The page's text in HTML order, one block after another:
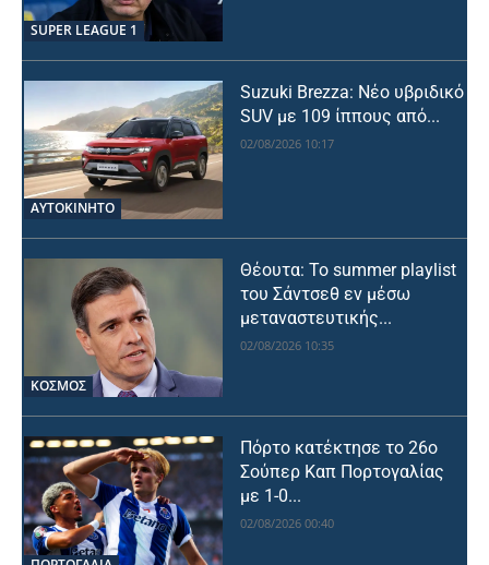
SUPER LEAGUE 1
ΑΥΤΟΚΙΝΗΤΟ
Suzuki Brezza: Νέο υβριδικό
SUV με 109 ίππους από...
02/08/2026 10:17
ΚΟΣΜΟΣ
Θέουτα: Το summer playlist
του Σάντσεθ εν μέσω
μεταναστευτικής...
02/08/2026 10:35
Πόρτο κατέκτησε το 26ο
Σούπερ Καπ Πορτογαλίας
με 1-0...
02/08/2026 00:40